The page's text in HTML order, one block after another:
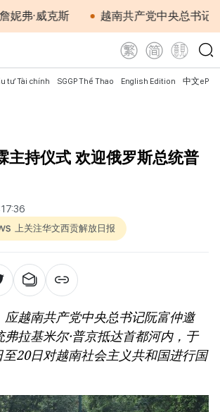
斯 越南共产党中央总书记、国家主
tư Tài chính SGGP Thể Thao English Edition 中文
主持仪式 欢迎俄罗斯总统普
上关注华文西贡解放日报
应越南共产党中央总书记阮富仲邀
拉基米尔·普京抵达首都河内，于
20日对越南社会主义共和国进行国